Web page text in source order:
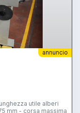
annuncio
utile alberi
mm - corsa massima